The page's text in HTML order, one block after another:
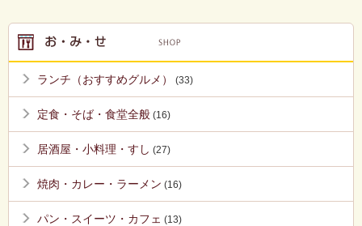
ランチ（おすすめグルメ） (33)
定食・そば・食堂全般 (16)
居酒屋・小料理・すし (27)
焼肉・カレー・ラーメン (16)
パン・スイーツ・カフェ (13)